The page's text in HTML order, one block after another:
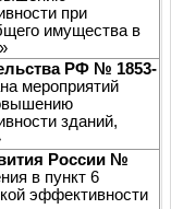
при
имущества в
РФ № 1853-
мероприятий
зданий,
России №
в пункт 6
эффективности